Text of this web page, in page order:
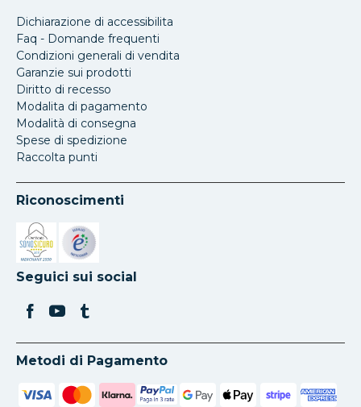
Dichiarazione di accessibilita
Faq - Domande frequenti
Condizioni generali di vendita
Garanzie sui prodotti
Diritto di recesso
Modalita di pagamento
Modalità di consegna
Spese di spedizione
Raccolta punti
Riconoscimenti
Si apre in una nuova scheda
Si apre in una nuova scheda
Seguici sui social
Metodi di Pagamento